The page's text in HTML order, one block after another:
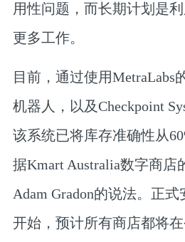
用性问题，而长期计划是
更多工作。
目前，通过使用MetraLabs
机器人，以及Checkpoint
该系统已将库存准确性从
据Kmart Australia数字商店
Adam Gradon的说法。正
开始，预计所有商店都将